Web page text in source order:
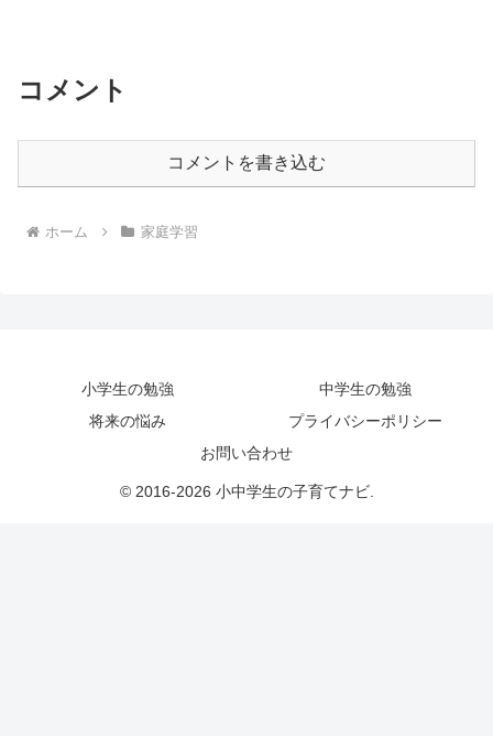
コメント
コメントを書き込む
ホーム 家庭学習
小学生の勉強
中学生の勉強
将来の悩み
プライバシーポリシー
お問い合わせ
© 2016-2026 小中学生の子育てナビ.